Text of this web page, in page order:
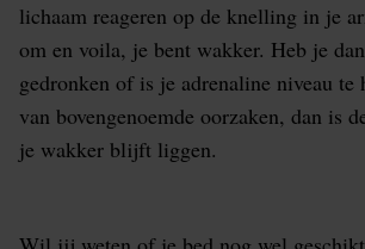
lichaam reageren op de knelling in je
om en voila, je bent wakker. Heb je
gedronken of is je adrenaline niveau te
van bovengenoemde oorzaken, dan is
je wakker blijft liggen.